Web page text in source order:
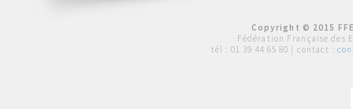
Copyright © 2015
Fédération Française des
tél : 01 39 44 65 80 | contact :